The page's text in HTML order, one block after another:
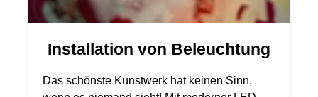
Installation von Beleuchtung
Das schönste Kunstwerk hat keinen Sinn,